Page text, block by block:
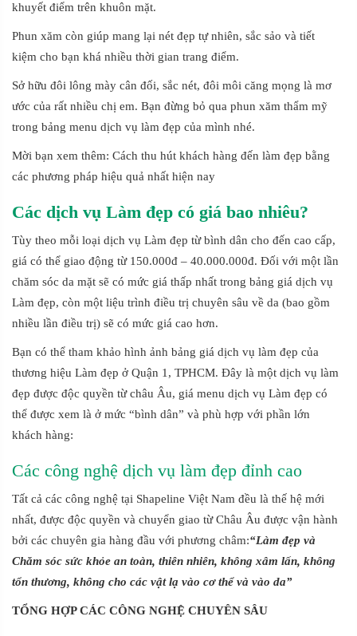
khuyết điểm trên khuôn mặt.
Phun xăm còn giúp mang lại nét đẹp tự nhiên, sắc sảo và tiết
kiệm cho bạn khá nhiều thời gian trang điểm.
Sở hữu đôi lông mày cân đối, sắc nét, đôi môi căng mọng là mơ
ước của rất nhiều chị em. Bạn đừng bỏ qua phun xăm thẩm mỹ
trong bảng menu dịch vụ làm đẹp của mình nhé.
Mời bạn xem thêm: Cách thu hút khách hàng đến làm đẹp bằng
các phương pháp hiệu quả nhất hiện nay
Các dịch vụ Làm đẹp có giá bao nhiêu?
Tùy theo mỗi loại dịch vụ Làm đẹp từ bình dân cho đến cao cấp,
giá có thể giao động từ 150.000đ – 40.000.000đ. Đối với một lần
chăm sóc da mặt sẽ có mức giá thấp nhất trong bảng giá dịch vụ
Làm đẹp, còn một liệu trình điều trị chuyên sâu về da (bao gồm
nhiều lần điều trị) sẽ có mức giá cao hơn.
Bạn có thể tham khảo hình ảnh bảng giá dịch vụ làm đẹp của
thương hiệu Làm đẹp ở Quận 1, TPHCM. Đây là một dịch vụ làm
đẹp được độc quyền từ châu Âu, giá menu dịch vụ Làm đẹp có
thể được xem là ở mức “bình dân” và phù hợp với phần lớn
khách hàng:
Các công nghệ dịch vụ làm đẹp đỉnh cao
Tất cả các công nghệ tại Shapeline Việt Nam đều là thế hệ mới
nhất, được độc quyền và chuyển giao từ Châu Âu được vận hành
bởi các chuyên gia hàng đầu với phương châm:“Làm đẹp và
Chăm sóc sức khỏe an toàn, thiên nhiên, không xâm lấn, không
tổn thương, không cho các vật lạ vào cơ thể và vào da”
TỔNG HỢP CÁC CÔNG NGHỆ CHUYÊN SÂU